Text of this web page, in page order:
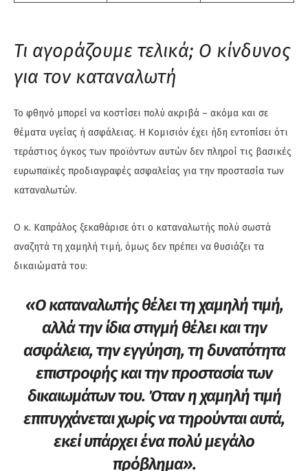
Τι αγοράζουμε τελικά; Ο κίνδυνος
για τον καταναλωτή
Το φθηνό μπορεί να κοστίσει πολύ ακριβά – ακόμα και σε
θέματα υγείας ή ασφάλειας. Η Κομισιόν έχει ήδη εντοπίσει ότι
τεράστιος όγκος των προϊόντων αυτών δεν πληροί τις βασικές
ευρωπαϊκές προδιαγραφές ασφαλείας για την προστασία των
καταναλωτών.
Ο κ. Καπράλος ξεκαθάρισε ότι ο καταναλωτής πολύ σωστά
αναζητά τη χαμηλή τιμή, όμως δεν πρέπει να θυσιάζει τα
δικαιώματά του:
«Ο καταναλωτής θέλει τη χαμηλή τιμή,
αλλά την ίδια στιγμή θέλει και την
ασφάλεια, την εγγύηση, τη δυνατότητα
επιστροφής και την προστασία των
δικαιωμάτων του. Όταν η χαμηλή τιμή
επιτυγχάνεται χωρίς να τηρούνται αυτά,
εκεί υπάρχει ένα πολύ μεγάλο
πρόβλημα».